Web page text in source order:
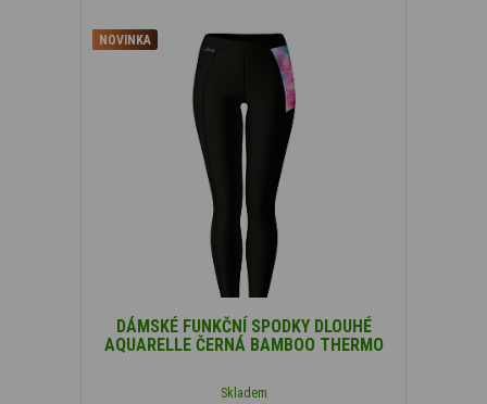
NOVINKA
DÁMSKÉ FUNKČNÍ SPODKY DLOUHÉ
AQUARELLE ČERNÁ BAMBOO THERMO
Skladem